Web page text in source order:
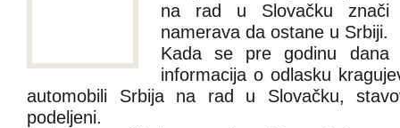
na rad u Slovačku
namerava da ostane u Srbiji.
Kada se pre godinu
informacija o odlasku
automobili Srbija na rad u Slovačku,
podeljeni.